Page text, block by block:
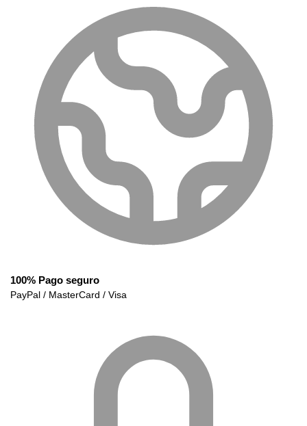
100% Pago seguro
PayPal / MasterCard / Visa